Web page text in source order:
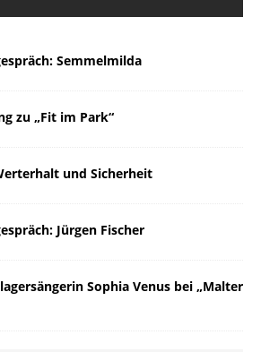
Semmelmilda
zu „Fit im Park“
und Sicherheit
Jürgen Fischer
Sophia Venus bei „Malter